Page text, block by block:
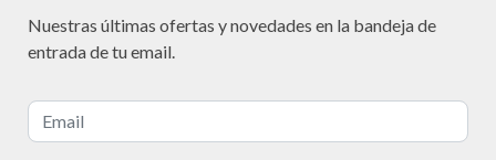
Nuestras últimas ofertas y novedades en la bandeja de
entrada de tu email.